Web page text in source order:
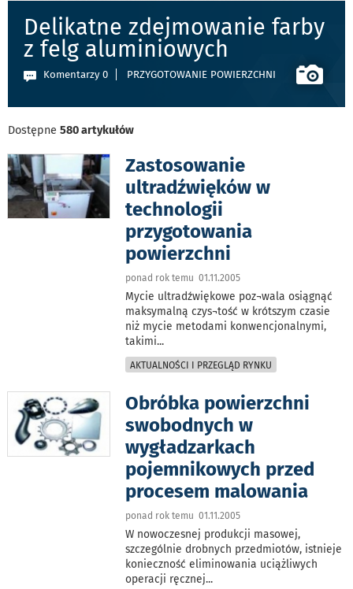
Delikatne zdejmowanie farby
z felg aluminiowych
Komentarzy 0 PRZYGOTOWANIE POWIERZCHNI
Dostępne 580 artykułów
Zastosowanie
ultradźwięków w
technologii
przygotowania
powierzchni
ponad rok temu 01.11.2005
Mycie ultradźwiękowe poz¬wala osiągnąć
maksymalną czys¬tość w krótszym czasie
niż mycie metodami konwencjonalnymi,
takimi...
AKTUALNOŚCI I PRZEGLĄD RYNKU
Obróbka powierzchni
swobodnych w
wygładzarkach
pojemnikowych przed
procesem malowania
ponad rok temu 01.11.2005
W nowoczesnej produkcji masowej,
szczególnie drobnych przedmiotów, istnieje
konieczność eliminowania uciążliwych
operacji ręcznej...